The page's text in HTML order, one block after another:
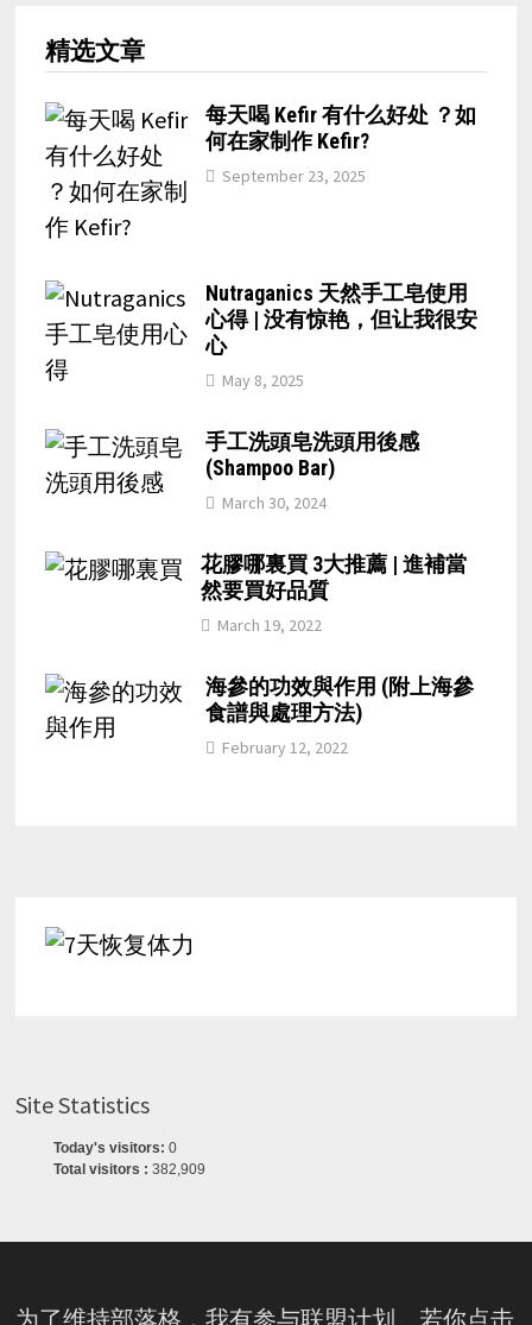
精选文章
每天喝 Kefir 有什么好处 ？如
何在家制作 Kefir?
September 23, 2025
Nutraganics 天然手工皂使用
心得 | 没有惊艳，但让我很安
心
May 8, 2025
手工洗頭皂洗頭用後感
(Shampoo Bar)
March 30, 2024
花膠哪裏買 3大推薦 | 進補當
然要買好品質
March 19, 2022
海參的功效與作用 (附上海參
食譜與處理方法)
February 12, 2022
Site Statistics
Today's visitors: 0
Total visitors : 382,909
为了维持部落格，我有参与联盟计划。若你点击